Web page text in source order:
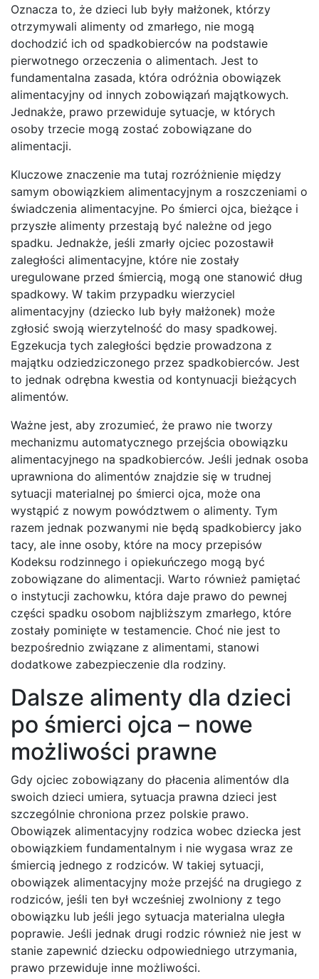
Oznacza to, że dzieci lub były małżonek, którzy
otrzymywali alimenty od zmarłego, nie mogą
dochodzić ich od spadkobierców na podstawie
pierwotnego orzeczenia o alimentach. Jest to
fundamentalna zasada, która odróżnia obowiązek
alimentacyjny od innych zobowiązań majątkowych.
Jednakże, prawo przewiduje sytuacje, w których
osoby trzecie mogą zostać zobowiązane do
alimentacji.
Kluczowe znaczenie ma tutaj rozróżnienie między
samym obowiązkiem alimentacyjnym a roszczeniami o
świadczenia alimentacyjne. Po śmierci ojca, bieżące i
przyszłe alimenty przestają być należne od jego
spadku. Jednakże, jeśli zmarły ojciec pozostawił
zaległości alimentacyjne, które nie zostały
uregulowane przed śmiercią, mogą one stanowić dług
spadkowy. W takim przypadku wierzyciel
alimentacyjny (dziecko lub były małżonek) może
zgłosić swoją wierzytelność do masy spadkowej.
Egzekucja tych zaległości będzie prowadzona z
majątku odziedziczonego przez spadkobierców. Jest
to jednak odrębna kwestia od kontynuacji bieżących
alimentów.
Ważne jest, aby zrozumieć, że prawo nie tworzy
mechanizmu automatycznego przejścia obowiązku
alimentacyjnego na spadkobierców. Jeśli jednak osoba
uprawniona do alimentów znajdzie się w trudnej
sytuacji materialnej po śmierci ojca, może ona
wystąpić z nowym powództwem o alimenty. Tym
razem jednak pozwanymi nie będą spadkobiercy jako
tacy, ale inne osoby, które na mocy przepisów
Kodeksu rodzinnego i opiekuńczego mogą być
zobowiązane do alimentacji. Warto również pamiętać
o instytucji zachowku, która daje prawo do pewnej
części spadku osobom najbliższym zmarłego, które
zostały pominięte w testamencie. Choć nie jest to
bezpośrednio związane z alimentami, stanowi
dodatkowe zabezpieczenie dla rodziny.
Dalsze alimenty dla dzieci
po śmierci ojca – nowe
możliwości prawne
Gdy ojciec zobowiązany do płacenia alimentów dla
swoich dzieci umiera, sytuacja prawna dzieci jest
szczególnie chroniona przez polskie prawo.
Obowiązek alimentacyjny rodzica wobec dziecka jest
obowiązkiem fundamentalnym i nie wygasa wraz ze
śmiercią jednego z rodziców. W takiej sytuacji,
obowiązek alimentacyjny może przejść na drugiego z
rodziców, jeśli ten był wcześniej zwolniony z tego
obowiązku lub jeśli jego sytuacja materialna uległa
poprawie. Jeśli jednak drugi rodzic również nie jest w
stanie zapewnić dziecku odpowiedniego utrzymania,
prawo przewiduje inne możliwości.